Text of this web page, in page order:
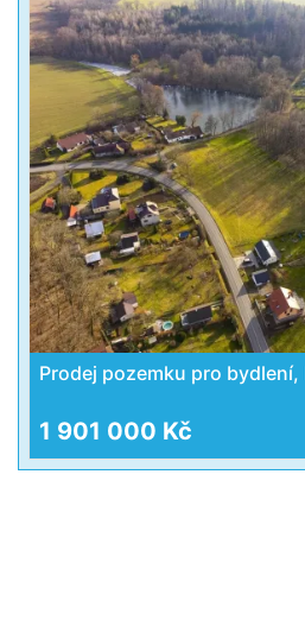
Prodej pozemku pro
1 901 000 Kč